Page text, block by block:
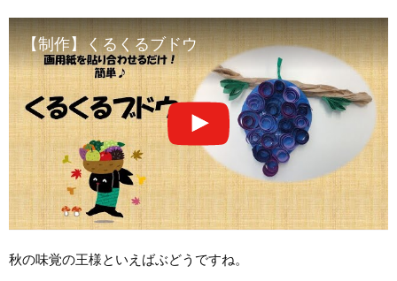
【制作】くるくるブドウ
秋の味覚の王様といえばぶどうですね。